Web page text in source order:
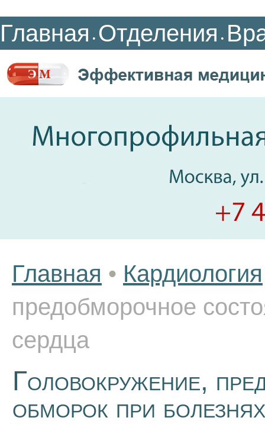
Главная • Отделения •
Главная • Кардиология
предобморочное
сердца
Головокружение,
обморок при